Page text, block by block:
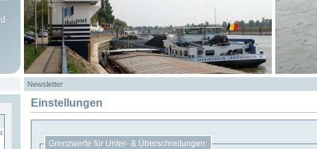
Newsletter
Einstellungen
Grenzwerte für Unter- & Überschreitungen: